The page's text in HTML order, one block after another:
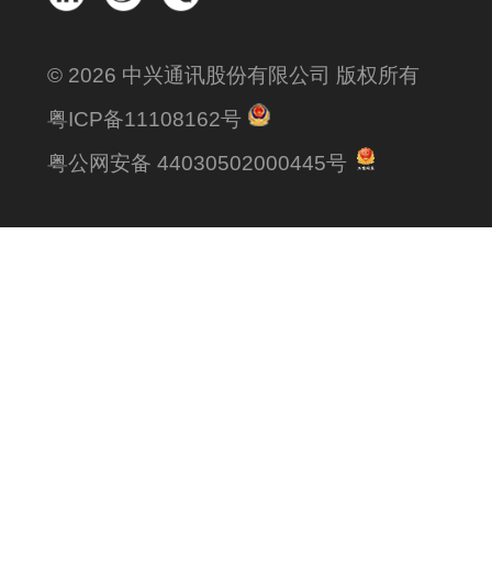
© 2026 中兴通讯股份有限公司 版权所有
粤ICP备11108162号
粤公网安备 44030502000445号